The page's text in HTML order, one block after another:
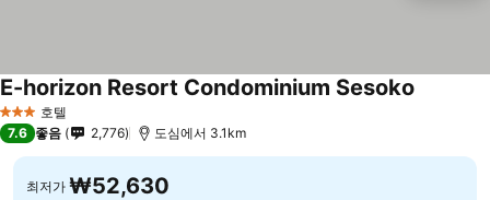
3 성급 호텔
E-horizon Resort Condominium Sesoko
7.6 좋음 2,776 도심에서 3.1km
최저가 ₩52,630